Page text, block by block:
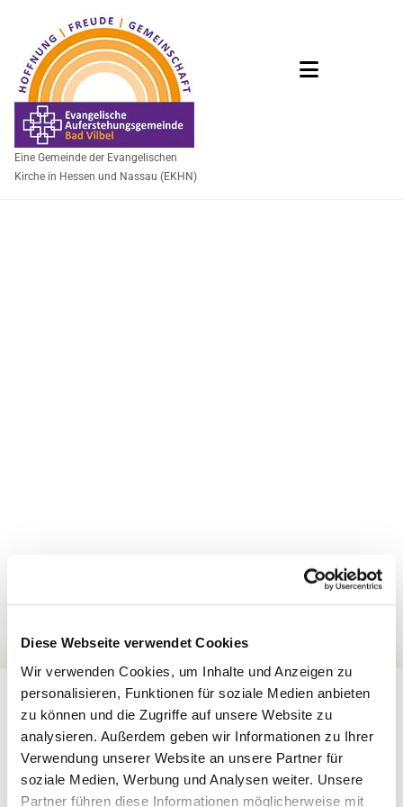
Diese Webseite verwendet Cookies
Wir verwenden Cookies, um Inhalte und Anzeigen zu
personalisieren, Funktionen für soziale Medien anbieten
zu können und die Zugriffe auf unsere Website zu
analysieren. Außerdem geben wir Informationen zu Ihrer
Verwendung unserer Website an unsere Partner für
soziale Medien, Werbung und Analysen weiter. Unsere
Partner führen diese Informationen möglicherweise mit
Eine Gemeinde der Evangelischen
Kirche in Hessen und Nassau (EKHN)